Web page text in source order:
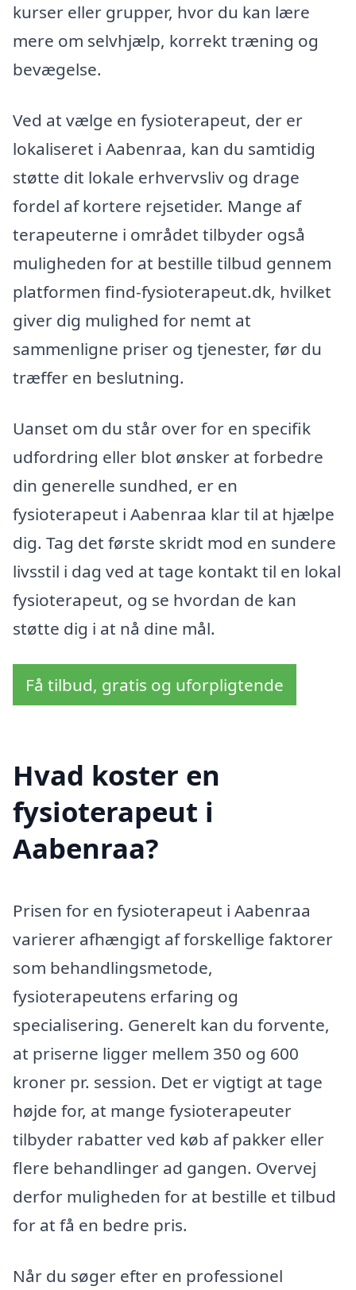
kurser eller grupper, hvor du kan lære
mere om selvhjælp, korrekt træning og
bevægelse.
Ved at vælge en fysioterapeut, der er
lokaliseret i Aabenraa, kan du samtidig
støtte dit lokale erhvervsliv og drage
fordel af kortere rejsetider. Mange af
terapeuterne i området tilbyder også
muligheden for at bestille tilbud gennem
platformen find-fysioterapeut.dk, hvilket
giver dig mulighed for nemt at
sammenligne priser og tjenester, før du
træffer en beslutning.
Uanset om du står over for en specifik
udfordring eller blot ønsker at forbedre
din generelle sundhed, er en
fysioterapeut i Aabenraa klar til at hjælpe
dig. Tag det første skridt mod en sundere
livsstil i dag ved at tage kontakt til en lokal
fysioterapeut, og se hvordan de kan
støtte dig i at nå dine mål.
Få tilbud, gratis og uforpligtende
Hvad koster en
fysioterapeut i
Aabenraa?
Prisen for en fysioterapeut i Aabenraa
varierer afhængigt af forskellige faktorer
som behandlingsmetode,
fysioterapeutens erfaring og
specialisering. Generelt kan du forvente,
at priserne ligger mellem 350 og 600
kroner pr. session. Det er vigtigt at tage
højde for, at mange fysioterapeuter
tilbyder rabatter ved køb af pakker eller
flere behandlinger ad gangen. Overvej
derfor muligheden for at bestille et tilbud
for at få en bedre pris.
Når du søger efter en professionel